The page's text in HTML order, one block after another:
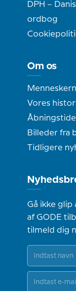
DPH –
ordbog
Om os
Vores
Billeder fra
Tidligere
Gå ikke glip
af GODE
tilmeld dig